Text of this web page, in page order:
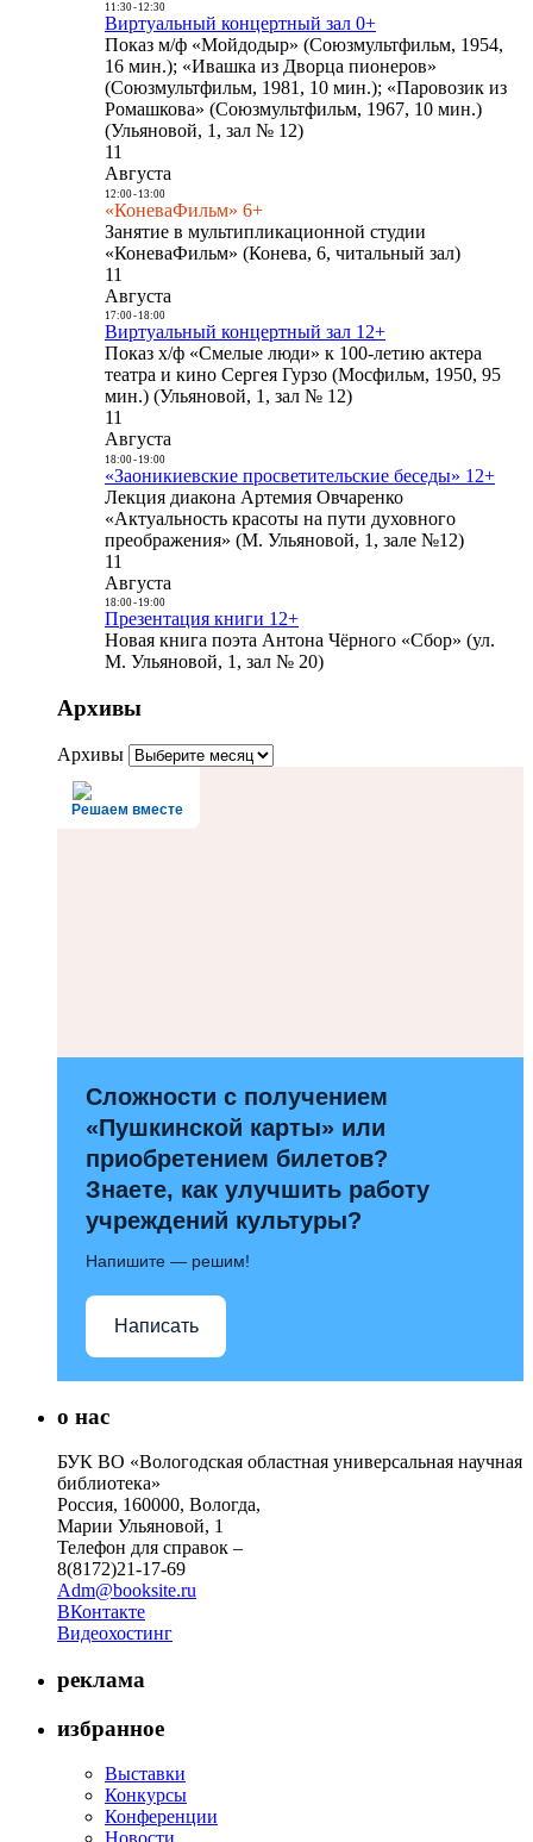
11:30- 12:30
Виртуальный концертный зал 0+
Показ м/ф «Мойдодыр» (Союзмультфильм, 1954,
16 мин.); «Ивашка из Дворца пионеров»
(Союзмультфильм, 1981, 10 мин.); «Паровозик из
Ромашкова» (Союзмультфильм, 1967, 10 мин.)
(Ульяновой, 1, зал № 12)
11
Августа
12:00- 13:00
«КоневаФильм» 6+
Занятие в мультипликационной студии
«КоневаФильм» (Конева, 6, читальный зал)
11
Августа
17:00- 18:00
Виртуальный концертный зал 12+
Показ х/ф «Смелые люди» к 100-летию актера
театра и кино Сергея Гурзо (Мосфильм, 1950, 95
мин.) (Ульяновой, 1, зал № 12)
11
Августа
18:00- 19:00
«Заоникиевские просветительские беседы» 12+
Лекция диакона Артемия Овчаренко
«Актуальность красоты на пути духовного
преображения» (М. Ульяновой, 1, зале №12)
11
Августа
18:00- 19:00
Презентация книги 12+
Новая книга поэта Антона Чёрного «Сбор» (ул.
М. Ульяновой, 1, зал № 20)
Архивы
Архивы
Решаем вместе
Сложности с получением
«Пушкинской карты» или
приобретением билетов?
Знаете, как улучшить работу
учреждений культуры?
Напишите — решим!
Написать
о нас
БУК ВО «Вологодская областная универсальная научная
библиотека»
Россия, 160000, Вологда,
Марии Ульяновой, 1
Телефон для справок –
8(8172)21-17-69
Adm@booksite.ru
ВКонтакте
Видеохостинг
реклама
избранное
Выставки
Конкурсы
Конференции